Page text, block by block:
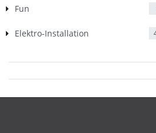
Fun
Elektro-Installation